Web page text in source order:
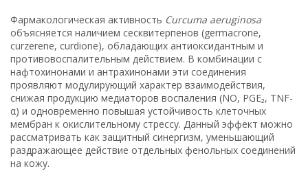
Фармакологическая активность Curcuma aeruginosa
объясняется наличием сесквитерпенов (germacrone,
curzerene, curdione), обладающих антиоксидантным и
противовоспалительным действием. В комбинации с
нафтохинонами и антрахинонами эти соединения
проявляют модулирующий характер взаимодействия,
снижая продукцию медиаторов воспаления (NO, PGE₂, TNF-
α) и одновременно повышая устойчивость клеточных
мембран к окислительному стрессу. Данный эффект можно
рассматривать как защитный синергизм, уменьшающий
раздражающее действие отдельных фенольных соединений
на кожу.